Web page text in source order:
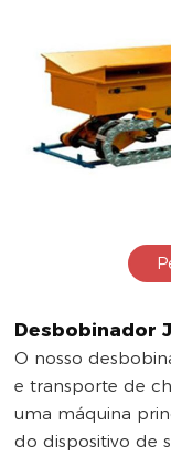
Desbobinador
O nosso
e transporte de
uma máquina
do dispositivo de